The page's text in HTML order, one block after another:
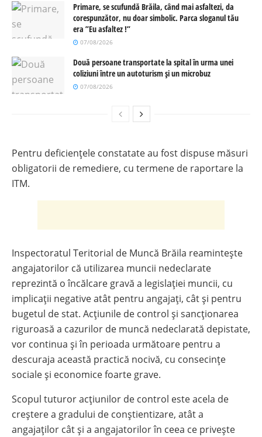
Primare, se scufundă Brăila, când mai asfaltezi, da
corespunzător, nu doar simbolic. Parca sloganul tău
era ”Eu asfaltez !”
07/08/2026
Două persoane transportate la spital în urma unei
coliziuni între un autoturism și un microbuz
07/08/2026
Pentru deficiențele constatate au fost dispuse măsuri
obligatorii de remediere, cu termene de raportare la
ITM.
Inspectoratul Teritorial de Muncă Brăila reamintește
angajatorilor că utilizarea muncii nedeclarate
reprezintă o încălcare gravă a legislației muncii, cu
implicații negative atât pentru angajați, cât și pentru
bugetul de stat. Acțiunile de control și sancționarea
riguroasă a cazurilor de muncă nedeclarată depistate,
vor continua și în perioada următoare pentru a
descuraja această practică nocivă, cu consecințe
sociale și economice foarte grave.
Scopul tuturor acţiunilor de control este acela de
creştere a gradului de conştientizare, atât a
angajaţilor cât şi a angajatorilor în ceea ce priveşte